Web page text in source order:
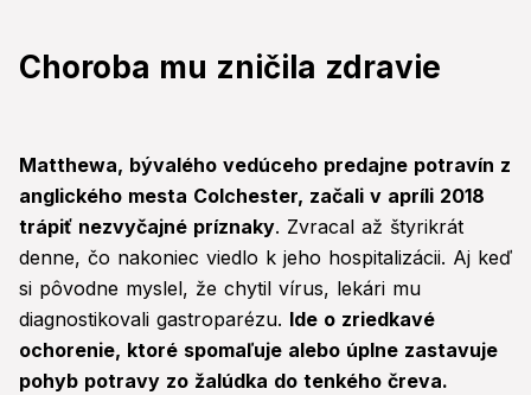
Choroba mu zničila zdravie
Matthewa, bývalého vedúceho predajne potravín z
anglického mesta Colchester, začali v apríli 2018
trápiť nezvyčajné príznaky. Zvracal až štyrikrát
denne, čo nakoniec viedlo k jeho hospitalizácii. Aj keď
si pôvodne myslel, že chytil vírus, lekári mu
diagnostikovali gastroparézu. Ide o zriedkavé
ochorenie, ktoré spomaľuje alebo úplne zastavuje
pohyb potravy zo žalúdka do tenkého čreva.